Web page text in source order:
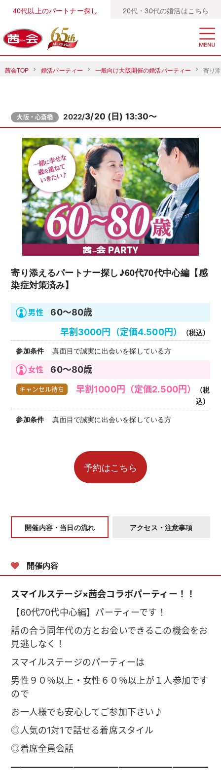
40代以上のパートナー探し 20代・30代の婚活はこちら
茜会TOP 婚活パーティー 一般向け大阪開催の婚活パーティー 寄り
大阪・心斎橋 2022/3/20 (日) 13:30～
寄り添えるパートナー探し♪60代70代中心編【感
染症対策済み】
60～80歳
早割3000円（定価4.500円）
（税込）
真面目で誠実に出会いを探している方
60～80歳
キャンセル待ち 早割1000円（定価2.500円）
（税
込）
真面目で誠実に出会いを探している方
開催内容・当日の流れ アクセス・注意事項
開催内容
スマイルステージ×茜会コラボパーティー！！
【60代70代中心編】パーティーです！
話の合う同年代の方とお会いできるこの機会をお
見逃しなく！
スマイルステージのパーティーは
男性９０％以上・女性６０％以上が１人参加です
ので
お一人様でも安心してご参加下さい♪
◎人気の1対1で話せる着席スタイル
◎着席全員会話
——————————————————————